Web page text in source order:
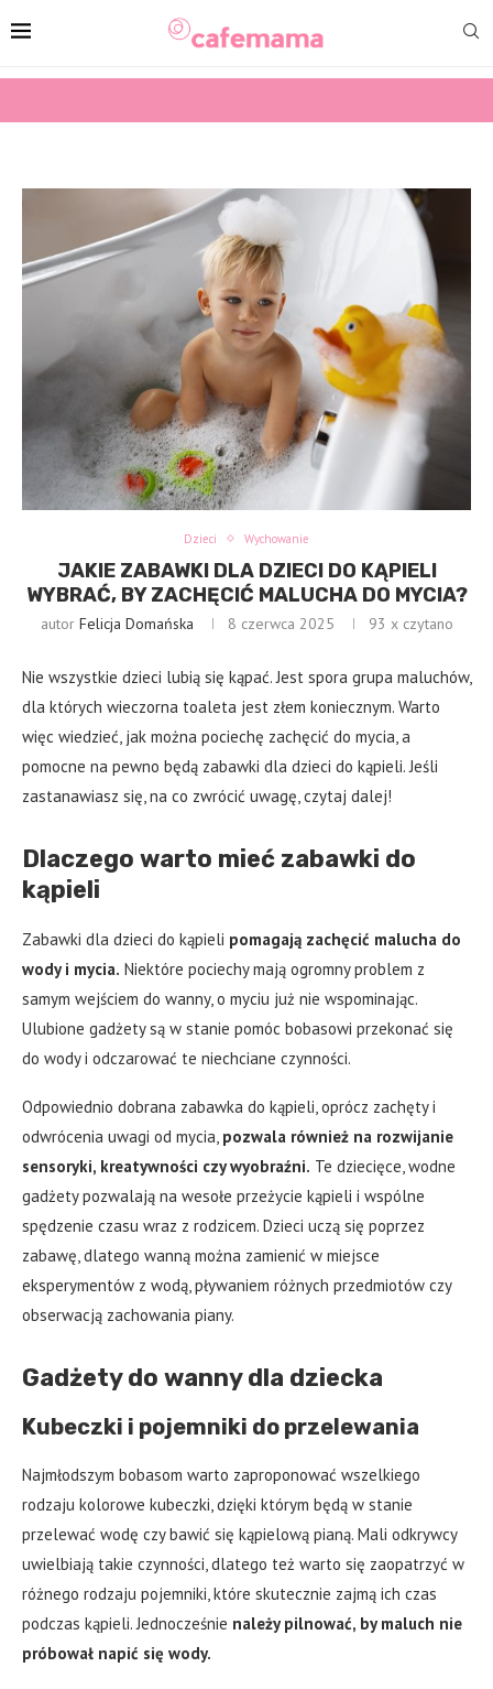
Dzieci Wychowanie
JAKIE ZABAWKI DLA DZIECI DO KĄPIELI
WYBRAĆ, BY ZACHĘCIĆ MALUCHA DO MYCIA?
autor Felicja Domańska 8 czerwca 2025 93 x czytano
Nie wszystkie dzieci lubią się kąpać. Jest spora grupa maluchów,
dla których wieczorna toaleta jest złem koniecznym. Warto
więc wiedzieć, jak można pociechę zachęcić do mycia, a
pomocne na pewno będą zabawki dla dzieci do kąpieli. Jeśli
zastanawiasz się, na co zwrócić uwagę, czytaj dalej!
Dlaczego warto mieć zabawki do
kąpieli
Zabawki dla dzieci do kąpieli pomagają zachęcić malucha do
wody i mycia. Niektóre pociechy mają ogromny problem z
samym wejściem do wanny, o myciu już nie wspominając.
Ulubione gadżety są w stanie pomóc bobasowi przekonać się
do wody i odczarować te niechciane czynności.
Odpowiednio dobrana zabawka do kąpieli, oprócz zachęty i
odwrócenia uwagi od mycia, pozwala również na rozwijanie
sensoryki, kreatywności czy wyobraźni. Te dziecięce, wodne
gadżety pozwalają na wesołe przeżycie kąpieli i wspólne
spędzenie czasu wraz z rodzicem. Dzieci uczą się poprzez
zabawę, dlatego wanną można zamienić w miejsce
eksperymentów z wodą, pływaniem różnych przedmiotów czy
obserwacją zachowania piany.
Gadżety do wanny dla dziecka
Kubeczki i pojemniki do przelewania
Najmłodszym bobasom warto zaproponować wszelkiego
rodzaju kolorowe kubeczki, dzięki którym będą w stanie
przelewać wodę czy bawić się kąpielową pianą. Mali odkrywcy
uwielbiają takie czynności, dlatego też warto się zaopatrzyć w
różnego rodzaju pojemniki, które skutecznie zajmą ich czas
podczas kąpieli. Jednocześnie należy pilnować, by maluch nie
próbował napić się wody.